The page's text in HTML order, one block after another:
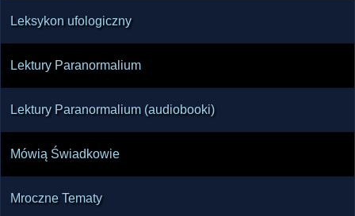
Leksykon ufologiczny
Lektury Paranormalium
Lektury Paranormalium (audiobooki)
Mówią Świadkowie
Mroczne Tematy